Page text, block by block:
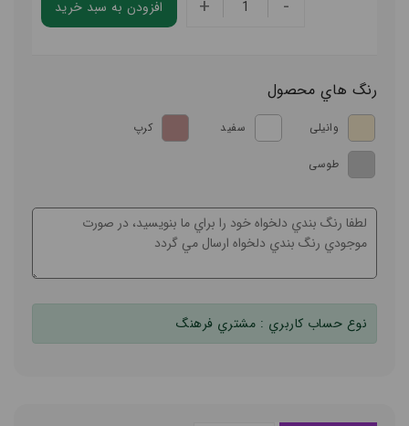
افزودن به سبد خريد -
+
رنگ هاي محصول
وانیلی سفید کرپ
طوسی
نوع حساب کاربري : مشتري فرهنگ